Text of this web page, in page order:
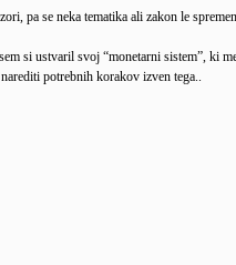
pa se neka tematika ali zakon le
si ustvaril svoj “monetarni sistem”,
potrebnih korakov izven tega..